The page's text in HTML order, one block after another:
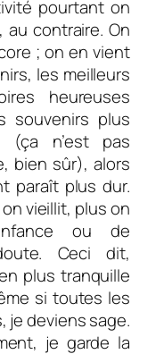
pourtant on
contraire. On
; on en vient
les meilleurs
heureuses
souvenirs plus
(ça n’est pas
bien sûr), alors
paraît plus dur.
vieillit, plus on
ou de
Ceci dit,
plus tranquille
si toutes les
je deviens sage.
je garde la